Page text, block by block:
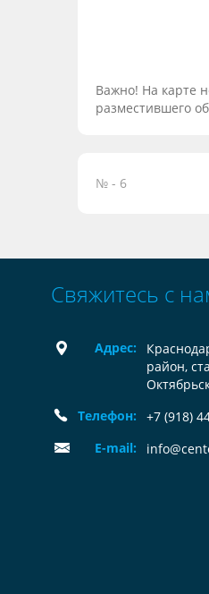
Важно! На карте
разместившего
№ - 6
Свяжитесь с
Адрес:
район,
Телефон:
+7 (918)
E-mail: